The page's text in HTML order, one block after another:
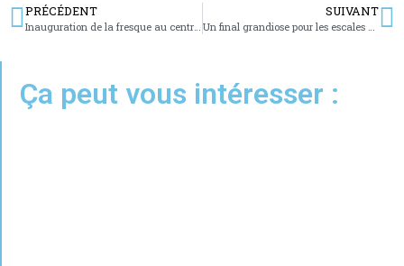
PRÉCÉDENT
Inauguration de la fresque au centre équestre Sarreguemines Jump
SUIVANT
Un final grandiose pour les escales de l’été
Ça peut vous intéresser :